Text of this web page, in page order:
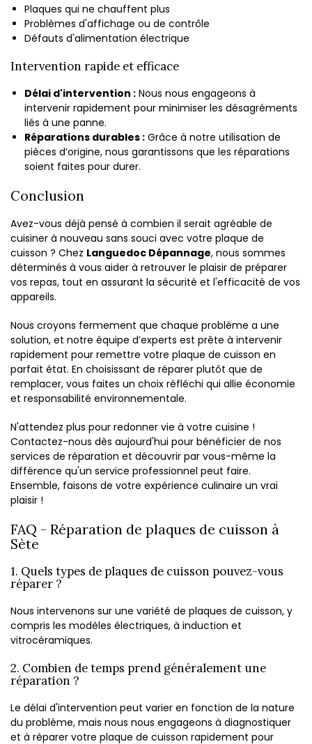
Plaques qui ne chauffent plus
Problèmes d'affichage ou de contrôle
Défauts d'alimentation électrique
Intervention rapide et efficace
Délai d'intervention : Nous nous engageons à
intervenir rapidement pour minimiser les désagréments
liés à une panne.
Réparations durables : Grâce à notre utilisation de
pièces d’origine, nous garantissons que les réparations
soient faites pour durer.
Conclusion
Avez-vous déjà pensé à combien il serait agréable de
cuisiner à nouveau sans souci avec votre plaque de
cuisson ? Chez Languedoc Dépannage, nous sommes
déterminés à vous aider à retrouver le plaisir de préparer
vos repas, tout en assurant la sécurité et l'efficacité de vos
appareils.
Nous croyons fermement que chaque problème a une
solution, et notre équipe d’experts est prête à intervenir
rapidement pour remettre votre plaque de cuisson en
parfait état. En choisissant de réparer plutôt que de
remplacer, vous faites un choix réfléchi qui allie économie
et responsabilité environnementale.
N'attendez plus pour redonner vie à votre cuisine !
Contactez-nous dès aujourd'hui pour bénéficier de nos
services de réparation et découvrir par vous-même la
différence qu'un service professionnel peut faire.
Ensemble, faisons de votre expérience culinaire un vrai
plaisir !
FAQ - Réparation de plaques de cuisson à
Sète
1. Quels types de plaques de cuisson pouvez-vous
réparer ?
Nous intervenons sur une variété de plaques de cuisson, y
compris les modèles électriques, à induction et
vitrocéramiques.
2. Combien de temps prend généralement une
réparation ?
Le délai d'intervention peut varier en fonction de la nature
du problème, mais nous nous engageons à diagnostiquer
et à réparer votre plaque de cuisson rapidement pour